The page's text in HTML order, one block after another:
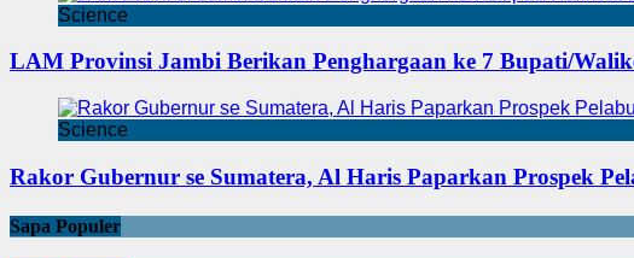
Science
LAM Provinsi Jambi Berikan Penghargaan ke 7 Bupati/
Science
Rakor Gubernur se Sumatera, Al Haris Paparkan Prospek
Sapa Populer